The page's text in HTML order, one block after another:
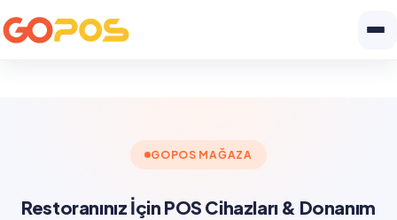
GOPOS MAĞAZA
Restoranınız İçin POS Cihazları & Donanım